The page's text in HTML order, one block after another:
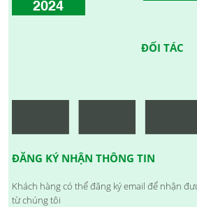
2024
ĐỐI TÁC
ĐĂNG KÝ NHẬN THÔNG TIN
Khách hàng có thể đăng ký email để nhận
từ chúng tôi